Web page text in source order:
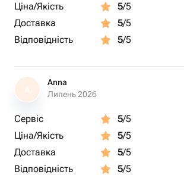
Ціна/Якість
5/5
Доставка
5/5
Відповідність
5/5
A
Anna
Липень 2026
Сервіс 5/5
Ціна/Якість
5/5
Доставка
5/5
Відповідність
5/5